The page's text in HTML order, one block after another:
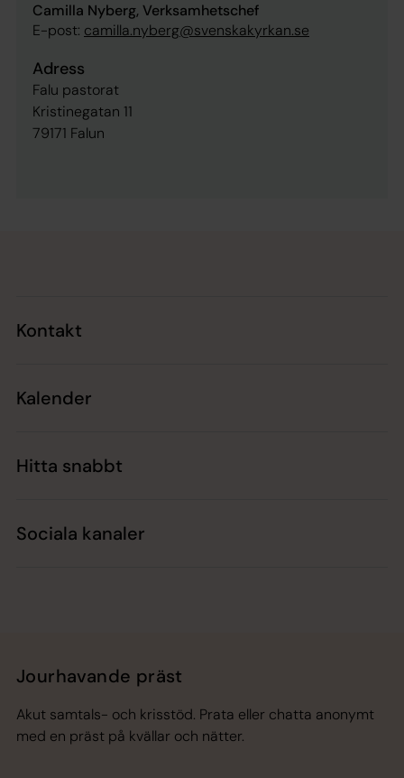
Camilla Nyberg, Verksamhetschef
E-post: camilla.nyberg@svenskakyrkan.se
Adress
Falu pastorat
Kristinegatan 11
79171 Falun
Kontakt
Kalender
Hitta snabbt
Sociala kanaler
Jourhavande präst
Akut samtals- och krisstöd. Prata eller chatta anonymt
med en präst på kvällar och nätter.